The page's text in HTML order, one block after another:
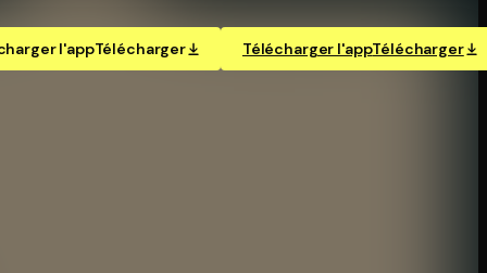
l'appTélécharger Télécharger l'appTélécharger